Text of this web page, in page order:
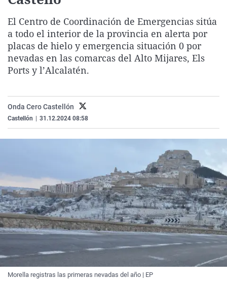
Gente viajera
Como el perro y el
Retornados
Equipo de
Operación Viuda
Galicia
La Rioja
Navarra
Televisión
Elecciones
El Centro de Coordinación de Emergencias sitúa
a todo el interior de la provincia en alerta por
placas de hielo y emergencia situación 0 por
nevadas en las comarcas del Alto Mijares, Els
Ports y l’Alcalatén.
Onda Cero Castellón
Castellón 31.12.2024 08:58
Morella registras las primeras nevadas del año | EP